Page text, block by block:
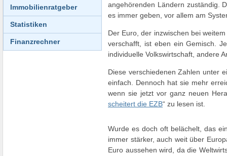
angehörenden Ländern zuständig.
es immer geben, vor allem am
Der Euro, der inzwischen bei
verschafft, ist eben ein Gemisch.
individuelle Volkswirtschaft, andere
Diese verschiedenen Zahlen unter
einfach. Dennoch hat sie mehr
wenn sie jetzt vor ganz neuen
scheitert die EZB“ zu lesen ist.
Wurde es doch oft belächelt, das
immer stärker, auch weit über
Euro aussehen wird, da die
Immobilienratgeber
Statistiken
Finanzrechner